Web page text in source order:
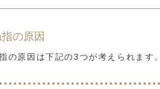
の原因
の原因は下記の3つが考えられます。